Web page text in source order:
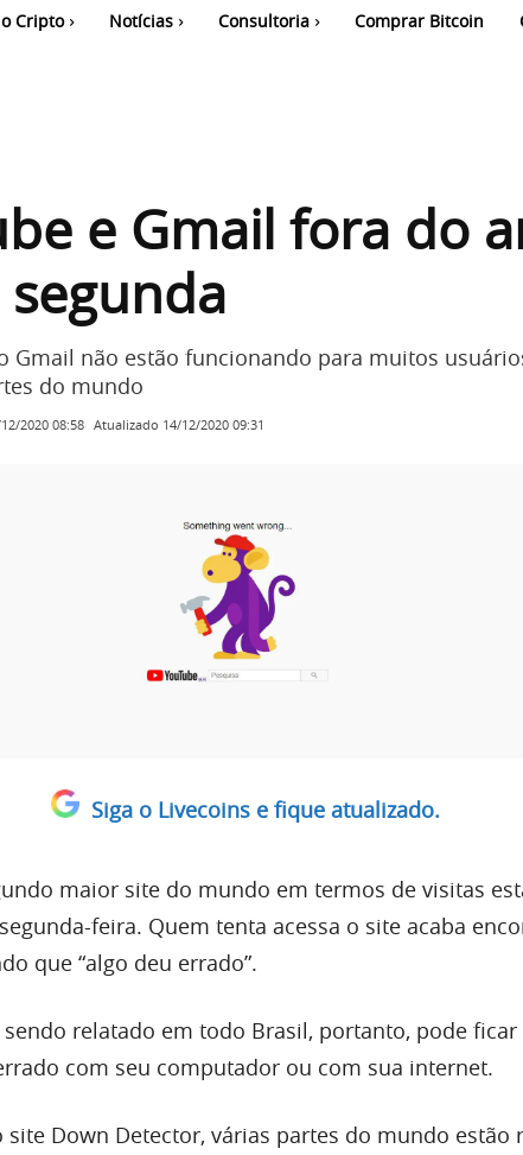
Cripto Notícias Consultoria Comprar Bitcoin
e Gmail fora do
Gmail não estão funcionando para muitos
do mundo
2020 08:58 Atualizado 14/12/2020 09:31
Siga o Livecoins e fique atualizado.
maior site do mundo em termos de visitas
feira. Quem tenta acessa o site acaba
que “algo deu errado”.
relatado em todo Brasil, portanto, pode
com seu computador ou com sua internet.
site Down Detector, várias partes do mundo estão